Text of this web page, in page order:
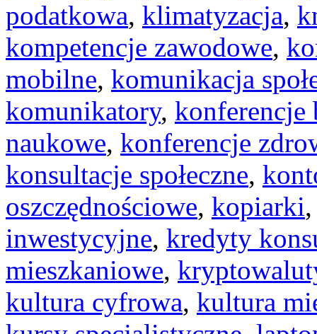
podatkowa, klimatyzacja,
kompetencje zawodowe,
mobilne, komunikacja
komunikatory, konferencje
naukowe, konferencje
konsultacje społeczne,
oszczędnościowe, kopiarki
inwestycyjne, kredyty
mieszkaniowe,
kultura cyfrowa, kultura